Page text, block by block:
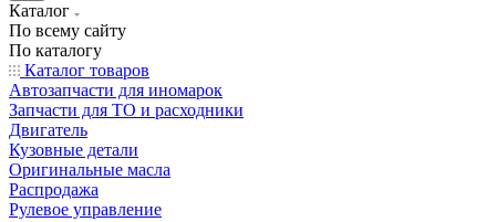
Каталог
По всему сайту
По каталогу
Каталог товаров
Автозапчасти для иномарок
Запчасти для ТО и расходники
Двигатель
Кузовные детали
Оригинальные масла
Распродажа
Рулевое управление